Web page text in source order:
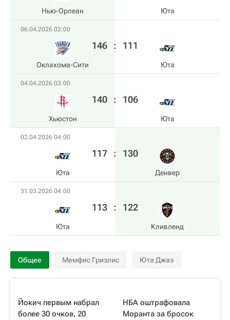
Нью-Орлеан Юта
06.04.2026 02:00
Оклахома-Сити
146 : 111
Юта
04.04.2026 03:00
Хьюстон
140 : 106
Юта
02.04.2026 04:00
Юта
117 : 130
Денвер
31.03.2026 04:00
Юта
113 : 122
Кливленд
Общее Мемфис Гризлис Юта Джаз
Йокич первым набрал
более 30 очков, 20
НБА оштрафовала
Моранта за бросок